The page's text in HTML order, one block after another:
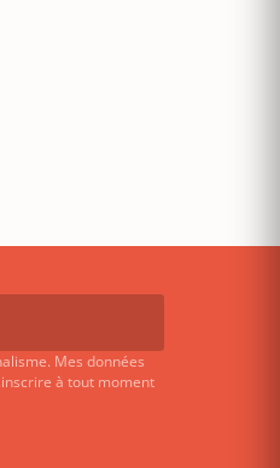
Mes données
à tout moment